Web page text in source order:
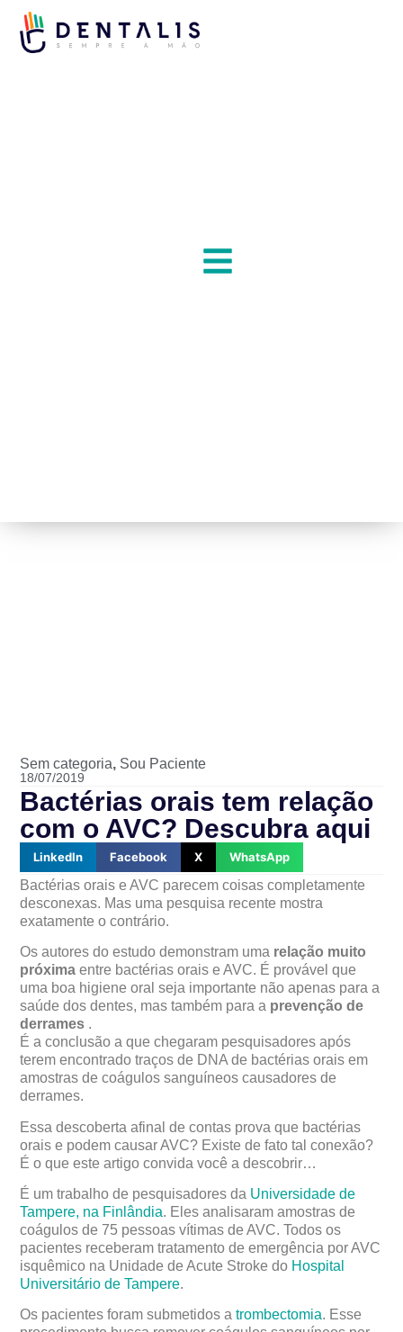
Sem categoria, Sou Paciente
18/07/2019
Bactérias orais tem relação
com o AVC? Descubra aqui
LinkedIn Facebook X WhatsApp
Bactérias orais e AVC parecem coisas completamente
desconexas. Mas uma pesquisa recente mostra
exatamente o contrário.
Os autores do estudo demonstram uma relação muito
próxima entre bactérias orais e AVC. É provável que
uma boa higiene oral seja importante não apenas para a
saúde dos dentes, mas também para a prevenção de
derrames .
É a conclusão a que chegaram pesquisadores após
terem encontrado traços de DNA de bactérias orais em
amostras de coágulos sanguíneos causadores de
derrames.
Essa descoberta afinal de contas prova que bactérias
orais e podem causar AVC? Existe de fato tal conexão?
É o que este artigo convida você a descobrir…
É um trabalho de pesquisadores da Universidade de
Tampere, na Finlândia. Eles analisaram amostras de
coágulos de 75 pessoas vítimas de AVC. Todos os
pacientes receberam tratamento de emergência por AVC
isquêmico na Unidade de Acute Stroke do Hospital
Universitário de Tampere.
Os pacientes foram submetidos atrombectomia. Esse